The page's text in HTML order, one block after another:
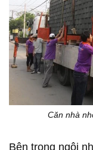
Căn nhà
Bên trong ngôi